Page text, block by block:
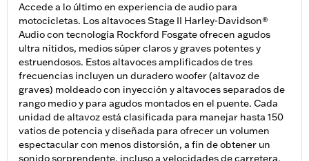
Accede a lo último en experiencia de audio para
motocicletas. Los altavoces Stage II Harley-Davidson®
Audio con tecnología Rockford Fosgate ofrecen agudos
ultra nítidos, medios súper claros y graves potentes y
estruendosos. Estos altavoces amplificados de tres
frecuencias incluyen un duradero woofer (altavoz de
graves) moldeado con inyección y altavoces separados de
rango medio y para agudos montados en el puente. Cada
unidad de altavoz está clasificada para manejar hasta 150
vatios de potencia y diseñada para ofrecer un volumen
espectacular con menos distorsión, a fin de obtener un
sonido sorprendente, incluso a velocidades de carretera.